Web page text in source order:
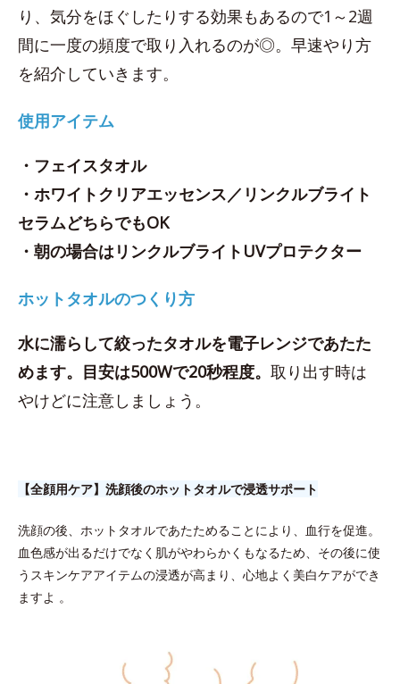
り、気分をほぐしたりする効果もあるので1～2週
間に一度の頻度で取り入れるのが◎。早速やり方
を紹介していきます。
使用アイテム
・フェイスタオル
・ホワイトクリアエッセンス／リンクルブライト
セラムどちらでもOK
・朝の場合はリンクルブライトUVプロテクター
ホットタオルのつくり方
水に濡らして絞ったタオルを電子レンジであたた
めます。目安は500Wで20秒程度。 取り出す時は
やけどに注意しましょう。
【全顔用ケア】洗顔後のホットタオルで浸透サポート
洗顔の後、ホットタオルであたためることにより、血行を促進。
血色感が出るだけでなく肌がやわらかくもなるため、その後に使
うスキンケアアイテムの浸透が高まり、心地よく美白ケアができ
ますよ 。